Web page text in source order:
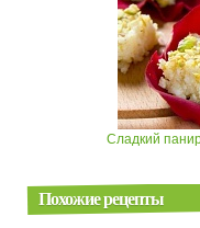
Сладкий
Похожие рецепты